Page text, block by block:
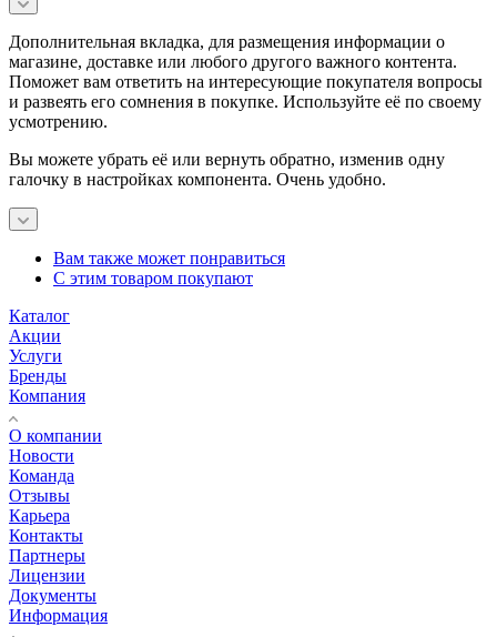
Дополнительная вкладка, для размещения информации о
магазине, доставке или любого другого важного контента.
Поможет вам ответить на интересующие покупателя вопросы
и развеять его сомнения в покупке. Используйте её по своему
усмотрению.
Вы можете убрать её или вернуть обратно, изменив одну
галочку в настройках компонента. Очень удобно.
Вам также может понравиться
С этим товаром покупают
Каталог
Акции
Услуги
Бренды
Компания
О компании
Новости
Команда
Отзывы
Карьера
Контакты
Партнеры
Лицензии
Документы
Информация